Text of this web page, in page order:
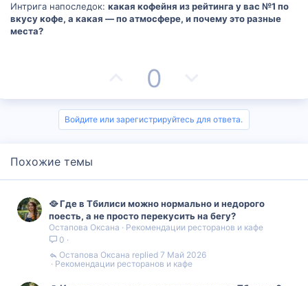
Интрига напоследок: какая кофейня из рейтинга у вас №1 по
вкусу кофе, а какая — по атмосфере, и почему это разные
места?
о
з
т
и
в
н
ы
0
е
г
т
и
в
н
Войдите или зарегистрируйтесь для ответа.
Похожие темы
🥘 Где в Тбилиси можно нормально и недорого
поесть, а не просто перекусить на бегу?
Остапова Оксана
Рекомендации ресторанов и кафе
0
Рекомендации ресторанов и кафе
7 Май 2026
Остапова Оксана